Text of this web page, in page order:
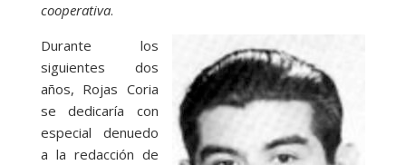
cooperativa.
Durante los
siguientes dos
años, Rojas Coria
se dedicaría con
especial denuedo
a la redacción de